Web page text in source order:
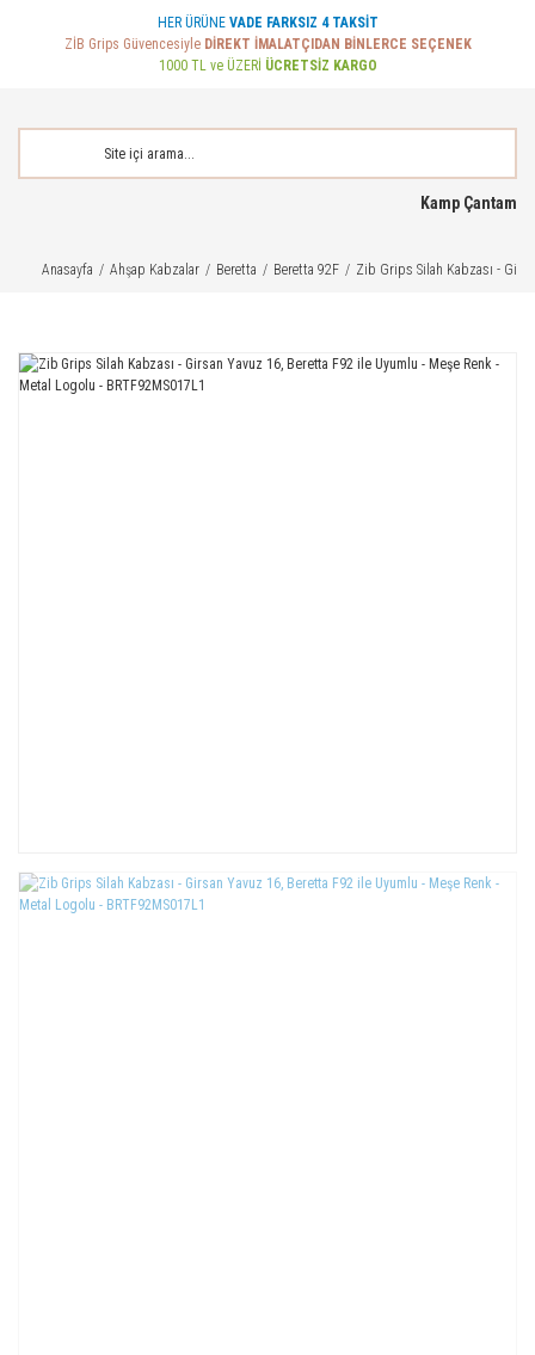
HER ÜRÜNE VADE FARKSIZ 4 TAKSİT
ZİB Grips Güvencesiyle DİREKT İMALATÇIDAN BİNLERCE SEÇENEK
1000 TL ve ÜZERİ ÜCRETSİZ KARGO
Kamp Çantam
Anasayfa Ahşap Kabzalar Beretta Beretta 92F Zib Grips Silah Kabzası -